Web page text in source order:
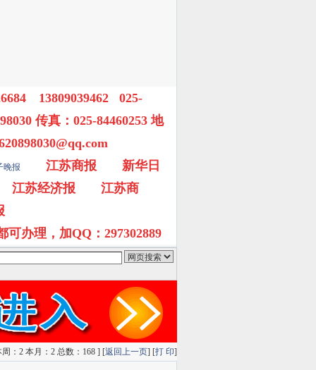
13809039462 025-
传真：025-84460253 地
晚报 江苏商报
新华日
江苏经济报
江苏商
可办理，加QQ：297302889
狗狗搜索
：2 本月：2 总数：168 ] [返回上一页] [打 印]